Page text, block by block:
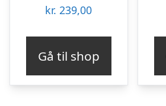
kr. 239,00
Gå til shop